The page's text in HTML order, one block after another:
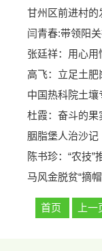
甘州区前进村的
闫青春:带领阳
张廷祥：用心用
高飞：立足土肥
中国热科院土壤
杜霞：奋斗的果
胭脂堡人治沙记
陈书珍：“农技”
马风金脱贫“摘
首页 上一